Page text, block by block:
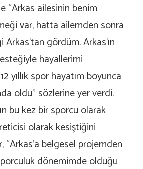
“Arkas ailesinin benim
var, hatta ailemden sonra
gördüm. Arkas’ın
hayallerimi
yıllık spor hayatım boyunca
oldu” sözlerine yer verdi.
bu kez bir sporcu olarak
olarak kesiştiğini
“Arkas’a belgesel projemden
dönemimde olduğu